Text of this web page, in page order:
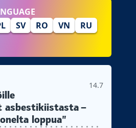
SV RO VN
RU
14.7
asbestikiistasta –
loppua”